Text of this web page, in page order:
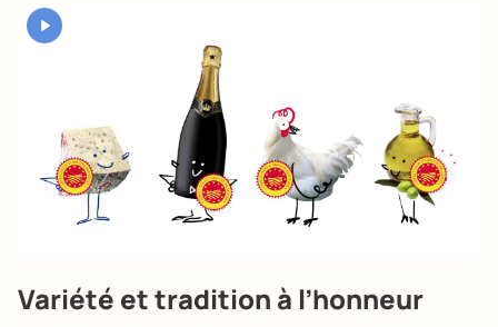
YouTube est désactivé. Autorisez le dépôt de cookies pour accéder
au contenu.
Autoriser
Variété et tradition à l’honneur